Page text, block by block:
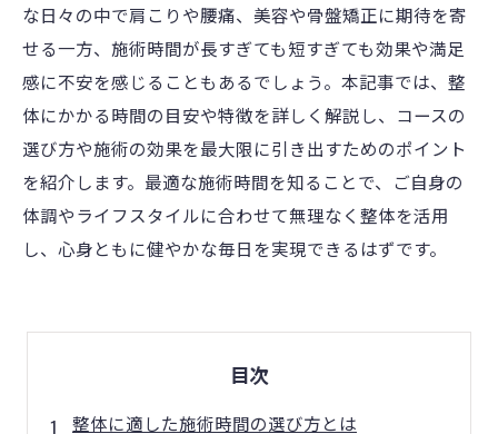
な日々の中で肩こりや腰痛、美容や骨盤矯正に期待を寄
せる一方、施術時間が長すぎても短すぎても効果や満足
感に不安を感じることもあるでしょう。本記事では、整
体にかかる時間の目安や特徴を詳しく解説し、コースの
選び方や施術の効果を最大限に引き出すためのポイント
を紹介します。最適な施術時間を知ることで、ご自身の
体調やライフスタイルに合わせて無理なく整体を活用
し、心身ともに健やかな毎日を実現できるはずです。
目次
整体に適した施術時間の選び方とは